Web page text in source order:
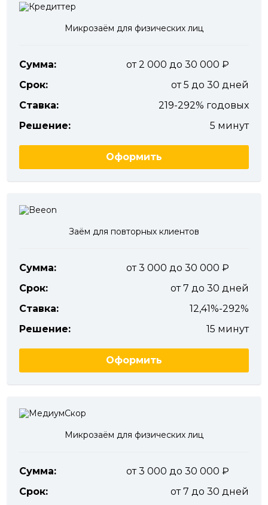
Микрозаём для физических лиц
Сумма:
от 2 000 до 30 000
Срок:
от 5 до 30 дней
Ставка:
219-292% годовых
Решение:
5 минут
Оформить
Заём для повторных клиентов
Сумма:
от 3 000 до 30 000
Срок:
от 7 до 30 дней
Ставка:
12,41%-292%
Решение:
15 минут
Оформить
Микрозаём для физических лиц
Сумма:
от 3 000 до 30 000
Срок:
от 7 до 30 дней